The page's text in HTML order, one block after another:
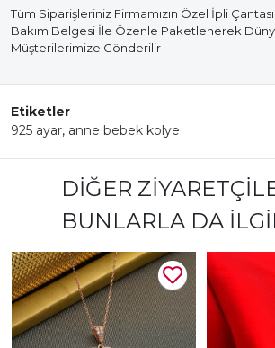
Tüm Siparişleriniz Firmamızın Özel İpli
Bakım Belgesi İle Özenle Paketlenerek
Müşterilerimize Gönderilir
Etiketler
925 ayar, anne bebek kolye
DIĞER
BUNLARLA DA